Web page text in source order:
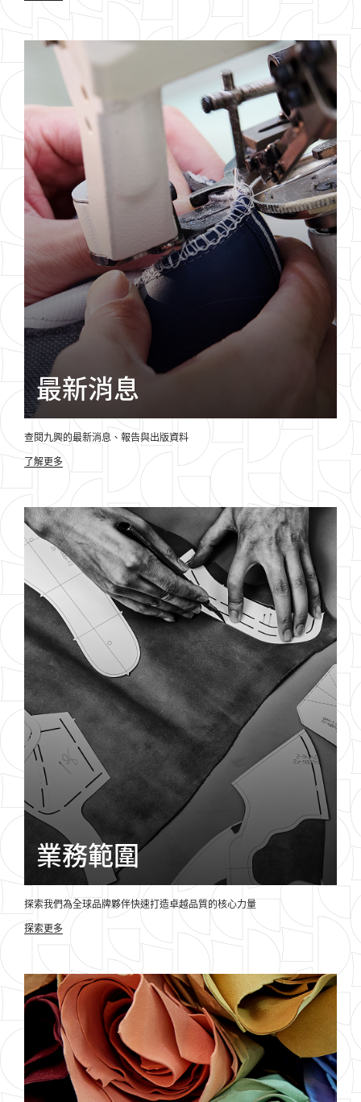
最新消息
查閱九興的最新消息、 報告與出版資料
了解更多
業務範圍
探索我們為全球品牌夥伴快速打造卓越品質的核心力量
探索更多